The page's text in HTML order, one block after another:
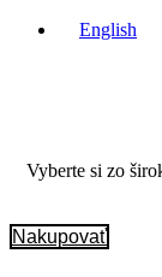
English
Vyberte si zo
Nakupovať